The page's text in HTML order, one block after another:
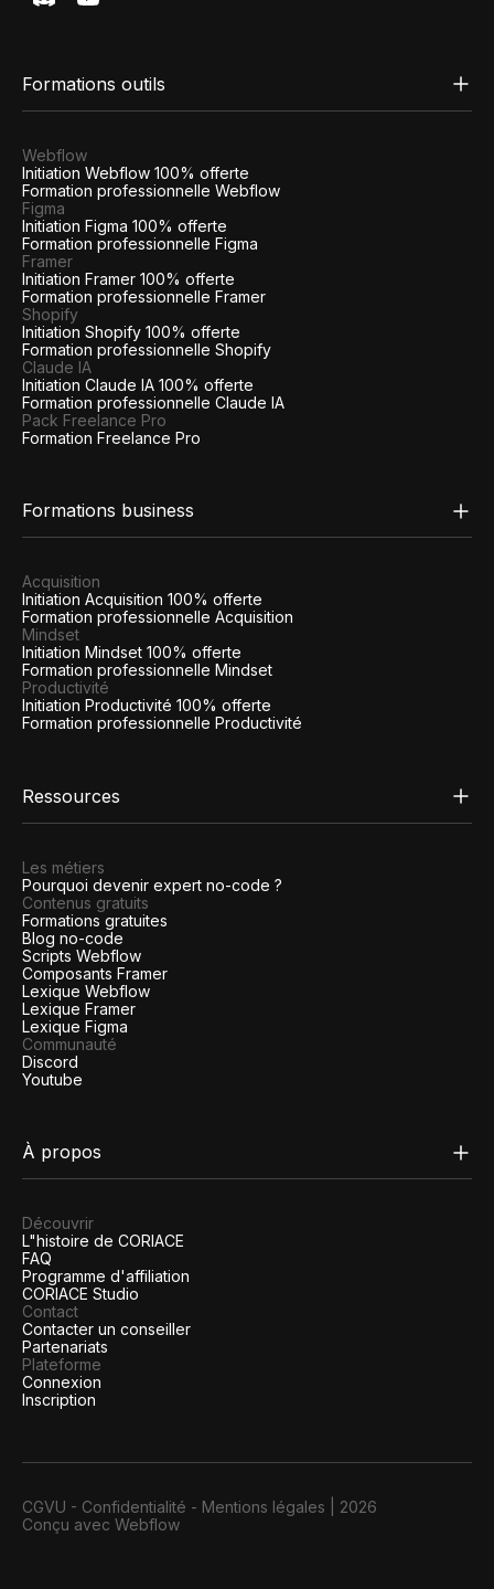
Formations outils
Webflow
Initiation Webflow 100% offerte
Formation professionnelle Webflow
Figma
Initiation Figma 100% offerte
Formation professionnelle Figma
Framer
Initiation Framer 100% offerte
Formation professionnelle Framer
Shopify
Initiation Shopify 100% offerte
Formation professionnelle Shopify
Claude IA
Initiation Claude IA 100% offerte
Formation professionnelle Claude IA
Pack Freelance Pro
Formation Freelance Pro
Formations business
Acquisition
Initiation Acquisition 100% offerte
Formation professionnelle Acquisition
Mindset
Initiation Mindset 100% offerte
Formation professionnelle Mindset
Productivité
Initiation Productivité 100% offerte
Formation professionnelle Productivité
Ressources
Les métiers
Pourquoi devenir expert no-code ?
Contenus gratuits
Formations gratuites
Blog no-code
Scripts Webflow
Composants Framer
Lexique Webflow
Lexique Framer
Lexique Figma
Communauté
Discord
Youtube
À propos
Découvrir
L"histoire de CORIACE
FAQ
Programme d'affiliation
CORIACE Studio
Contact
Contacter un conseiller
Partenariats
Plateforme
Connexion
Inscription
CGVU - Confidentialité - Mentions légales
2026
Conçu avec Webflow